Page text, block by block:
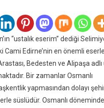
“ustalık eserim” dediği
Cami Edirne’nin en önemli
Bedesten ve Alipaşa adlı
Bir zamanlar Osmanlı
yapmasından dolayı
süslüdür. Osmanlı